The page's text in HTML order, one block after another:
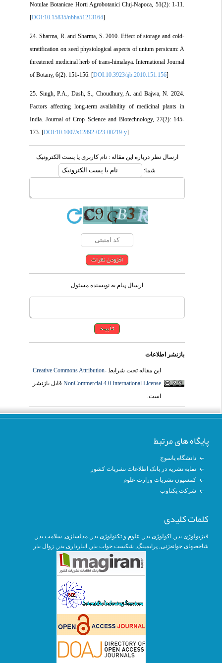
Notulae Botanicae Horti Agrobotanici Cluj-Napoca, 51(2): 1-11.
[DOI:10.15835/nbha51213164
24. Sharma, R. and Sharma, S. 2010. Effect of storage and cold-
stratification on seed physiological aspects of unium persicum: A
threatened medicinal herb of trans-himalaya. International Journal
of Botany, 6(2): 151-156. [DOI:10.3923/ijb.2010.151.156
25. Singh, P.A., Dash, S., Choudhury, A. and Bajwa, N. 2024.
Factors affecting long-term availability of medicinal plants in
India. Journal of Crop Science and Biotechnology, 27(2): 145-
173. [DOI:10.1007/s12892-023-00219-y
ارسال نظر درباره این مقاله : نام کاربری یا پست الکترونیک
شما:
ارسال پیام به نویسنده مسئول
بازنشر اطلاعات
این مقاله تحت شرایطCreative Commons Attribution-
NonCommercial 4.0 International Licenseقابل بازنشر
است.
پایگاه های مرتبط
دانشگاه یاسوج
نمایه نشریه در بانک اطلاعات نشریات کشور
کمسیون نشریات وزارت علوم
شرکت یکتاوب
کلمات کلیدی
فیزیولوژی بذر, اکولوژی بذر, علوم و تکنولوژی بذر, مدلسازی, سلامت بذر,
شاخصهای جوانه‌زنی,پرایمینگ, شکست خواب بذر, انبارداری بذر, زوال بذر